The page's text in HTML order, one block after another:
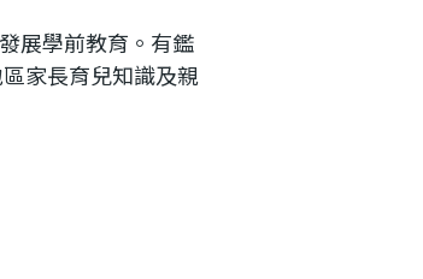
展學前教育。有鑑
家長育兒知識及親